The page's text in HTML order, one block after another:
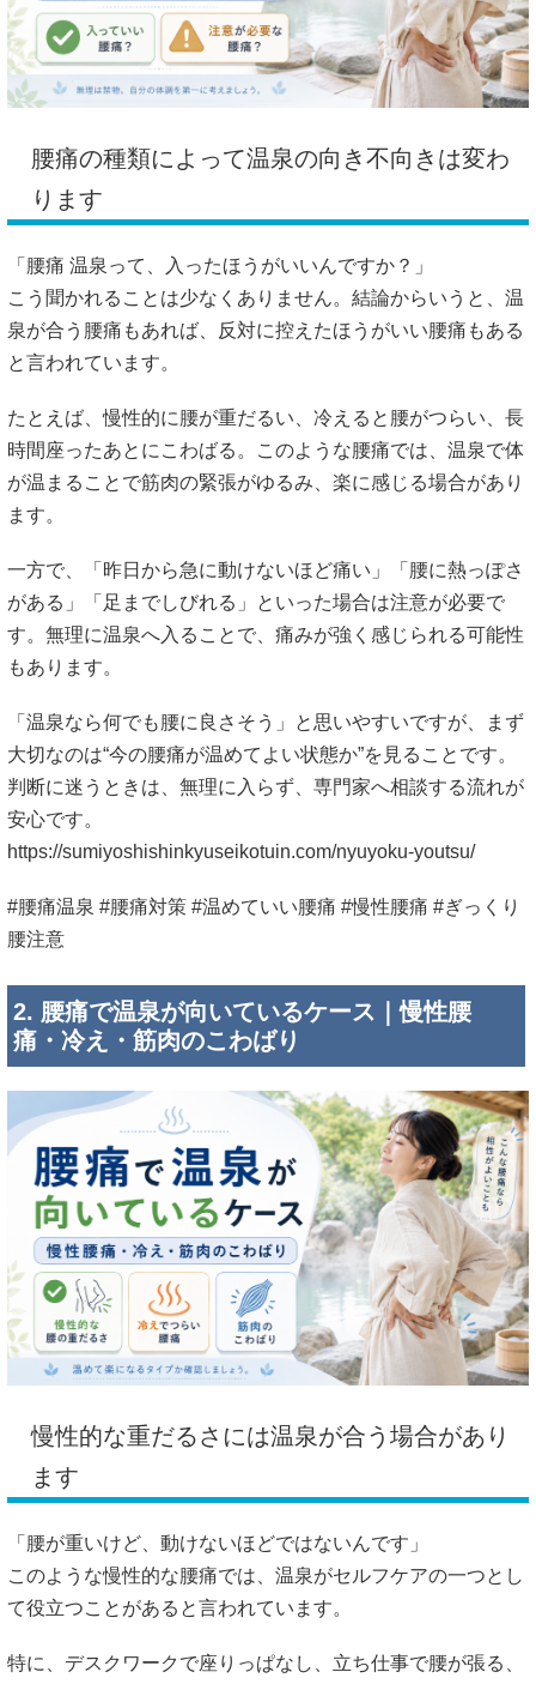
腰痛の種類によって温泉の向き不向きは変わ
ります
「腰痛 温泉って、入ったほうがいいんですか？」
こう聞かれることは少なくありません。結論からいうと、温
泉が合う腰痛もあれば、反対に控えたほうがいい腰痛もある
と言われています。
たとえば、慢性的に腰が重だるい、冷えると腰がつらい、長
時間座ったあとにこわばる。このような腰痛では、温泉で体
が温まることで筋肉の緊張がゆるみ、楽に感じる場合があり
ます。
一方で、「昨日から急に動けないほど痛い」「腰に熱っぽさ
がある」「足までしびれる」といった場合は注意が必要で
す。無理に温泉へ入ることで、痛みが強く感じられる可能性
もあります。
「温泉なら何でも腰に良さそう」と思いやすいですが、まず
大切なのは“今の腰痛が温めてよい状態か”を見ることです。
判断に迷うときは、無理に入らず、専門家へ相談する流れが
安心です。
https://sumiyoshishinkyuseikotuin.com/nyuyoku-youtsu/
#腰痛温泉 #腰痛対策 #温めていい腰痛 #慢性腰痛 #ぎっくり
腰注意
2. 腰痛で温泉が向いているケース｜慢性腰
痛・冷え・筋肉のこわばり
慢性的な重だるさには温泉が合う場合があり
ます
「腰が重いけど、動けないほどではないんです」
このような慢性的な腰痛では、温泉がセルフケアの一つとし
て役立つことがあると言われています。
特に、デスクワークで座りっぱなし、立ち仕事で腰が張る、